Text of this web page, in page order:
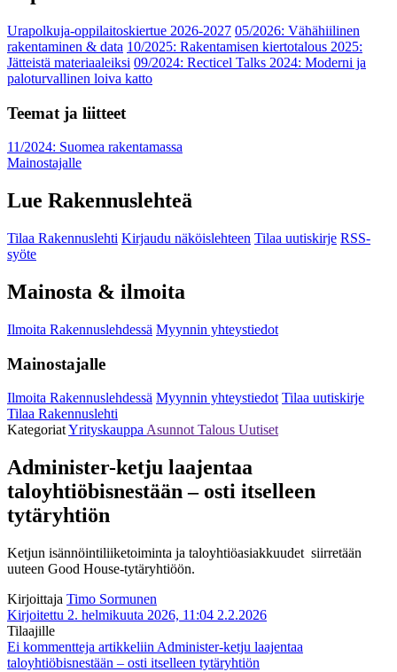
Urapolkuja-oppilaitoskiertue 2026-2027 05/2026: Vähähiilinen
rakentaminen & data 10/2025: Rakentamisen kiertotalous 2025:
Jätteistä materiaaleiksi 09/2024: Recticel Talks 2024: Moderni ja
paloturvallinen loiva katto
Teemat ja liitteet
11/2024: Suomea rakentamassa
Mainostajalle
Lue Rakennuslehteä
Tilaa Rakennuslehti Kirjaudu näköislehteen Tilaa uutiskirje RSS-
syöte
Mainosta & ilmoita
Ilmoita Rakennuslehdessä Myynnin yhteystiedot
Mainostajalle
Ilmoita Rakennuslehdessä Myynnin yhteystiedot Tilaa uutiskirje
Tilaa Rakennuslehti
KategoriatYrityskauppaAsunnotTalous Uutiset
Administer-ketju laajentaa
taloyhtiöbisnestään – osti itselleen
tytäryhtiön
Ketjun isännöintiliiketoiminta ja taloyhtiöasiakkuudet siirretään
uuteen Good House-tytäryhtiöön.
Kirjoittaja Timo Sormunen
Kirjoitettu 2. helmikuuta 2026, 11:04 2.2.2026
Tilaajille
Ei kommentteja artikkeliin Administer-ketju laajentaa
taloyhtiöbisnestään – osti itselleen tytäryhtiön